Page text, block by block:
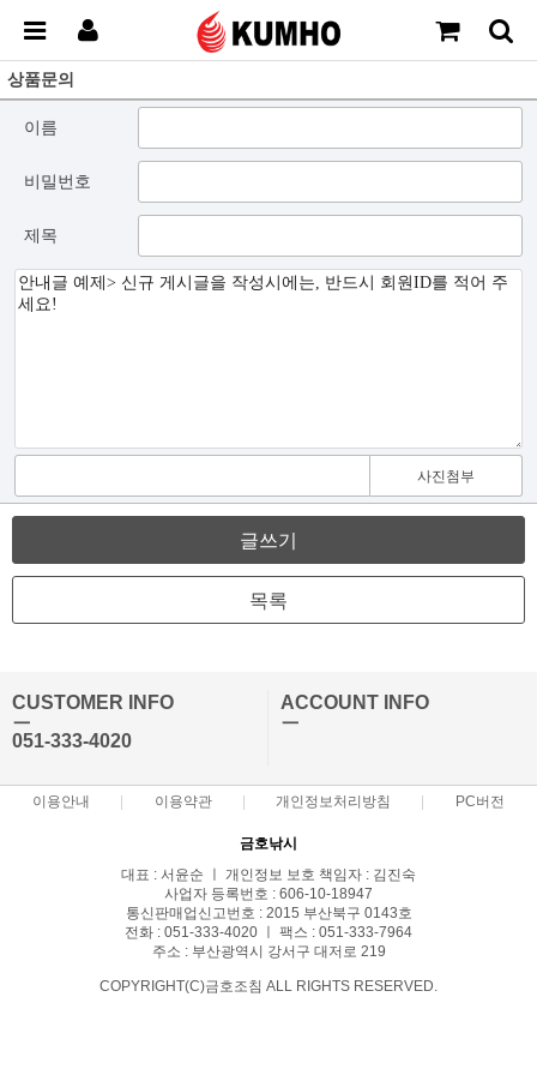
상품문의
이름
비밀번호
제목
사진첨부
글쓰기
목록
CUSTOMER INFO
ㅡ
051-333-4020
ACCOUNT INFO
ㅡ
이용안내 이용약관 개인정보처리방침 PC버전
금호낚시
대표 : 서윤순 ㅣ 개인정보 보호 책임자 : 김진숙
사업자 등록번호 : 606-10-18947
통신판매업신고번호 : 2015 부산북구 0143호
전화 : 051-333-4020 ㅣ 팩스 : 051-333-7964
주소 : 부산광역시 강서구 대저로 219
COPYRIGHT(C)금호조침 ALL RIGHTS RESERVED.